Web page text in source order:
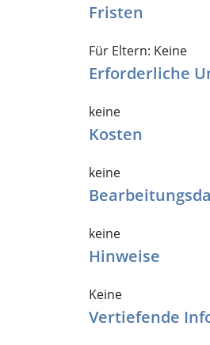
Fristen
Für Eltern: Keine
Erforderliche
keine
Kosten
keine
keine
Hinweise
Keine
Vertiefende